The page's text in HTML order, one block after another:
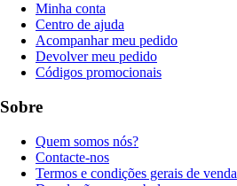
Minha conta
Centro de ajuda
Acompanhar meu pedido
Devolver meu pedido
Códigos promocionais
Sobre
Quem somos nós?
Contacte-nos
Termos e condições gerais de venda